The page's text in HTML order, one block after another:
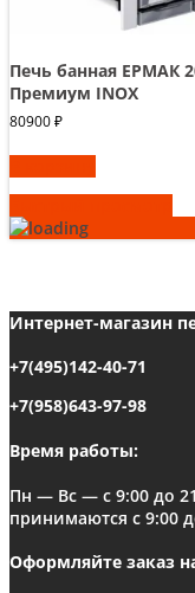
Печь банная ЕРМАК
Премиум INOX
80900₽
Интернет-магазин
+7(495)142-40-71
+7(958)643-97-98
Время работы:
Пн — Вс — с 9:00 до
принимаются с 9:00
Оформляйте заказ